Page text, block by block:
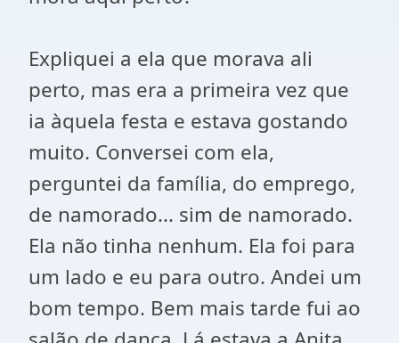
Expliquei a ela que morava ali
perto, mas era a primeira vez que
ia àquela festa e estava gostando
muito. Conversei com ela,
perguntei da família, do emprego,
de namorado... sim de namorado.
Ela não tinha nenhum. Ela foi para
um lado e eu para outro. Andei um
bom tempo. Bem mais tarde fui ao